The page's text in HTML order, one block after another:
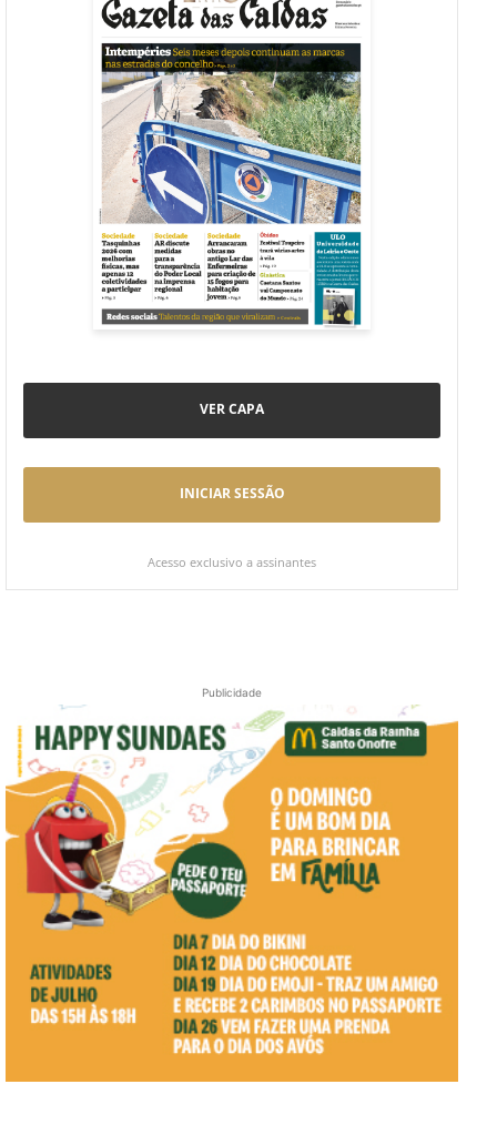
VER CAPA
INICIAR SESSÃO
Acesso exclusivo a assinantes
Publicidade